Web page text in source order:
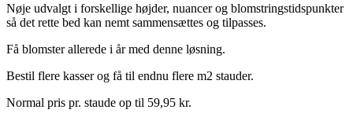
Nøje udvalgt i forskellige højder, nuancer og blomstringstidspunkter
så det rette bed kan nemt sammensættes og tilpasses.
Få blomster allerede i år med denne løsning.
Bestil flere kasser og få til endnu flere m2 stauder.
Normal pris pr. staude op til 59,95 kr.